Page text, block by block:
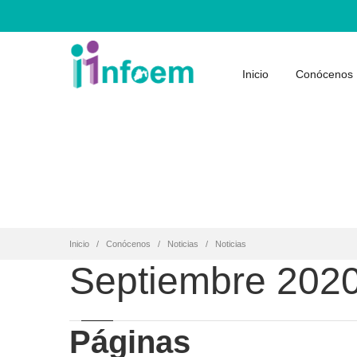
Inicio Conócenos
Inicio Conócenos Noticias Noticias
Septiembre
Páginas